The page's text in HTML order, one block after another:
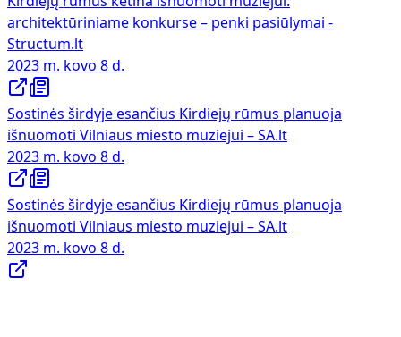
architektūriniame konkurse – penki pasiūlymai -
Structum.lt
2023 m. kovo 8 d.
Sostinės širdyje esančius Kirdiejų rūmus planuoja
išnuomoti Vilniaus miesto muziejui – SA.lt
2023 m. kovo 8 d.
Sostinės širdyje esančius Kirdiejų rūmus planuoja
išnuomoti Vilniaus miesto muziejui – SA.lt
2023 m. kovo 8 d.